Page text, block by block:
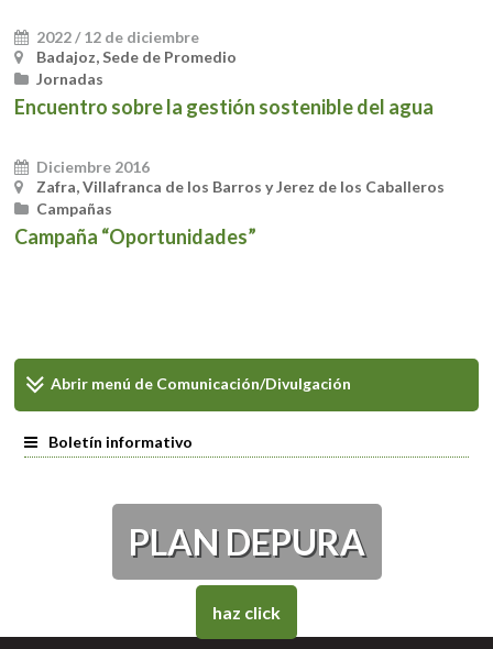
2022 / 12 de diciembre
Badajoz, Sede de Promedio
Jornadas
Encuentro sobre la gestión sostenible del agua
Diciembre 2016
Zafra, Villafranca de los Barros y Jerez de los Caballeros
Campañas
Campaña “Oportunidades”
Abrir menú de Comunicación/Divulgación
Boletín informativo
PLAN DEPURA
haz click